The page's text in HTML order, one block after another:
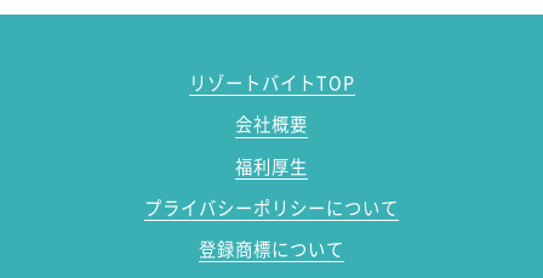
リゾートバイトTOP
会社概要
福利厚生
プライバシーポリシーについて
登録商標について